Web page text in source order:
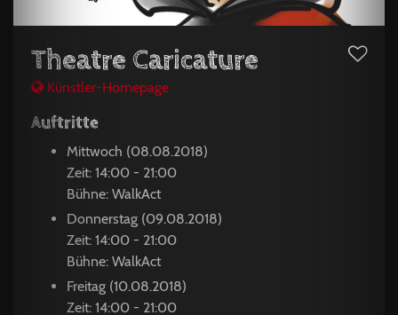
Theatre Caricature
Künstler-Homepage
Auftritte
Mittwoch (08.08.2018)
Zeit: 14:00 - 21:00
Bühne: WalkAct
Donnerstag (09.08.2018)
Zeit: 14:00 - 21:00
Bühne: WalkAct
Freitag (10.08.2018)
Zeit: 14:00 - 21:00